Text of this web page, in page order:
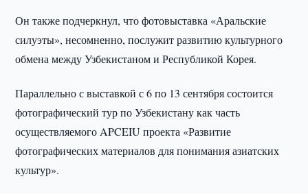
Он также подчеркнул, что фотовыставка «Аральские
силуэты», несомненно, послужит развитию культурного
обмена между Узбекистаном и Республикой Корея.
Параллельно с выставкой с 6 по 13 сентября состоится
фотографический тур по Узбекистану как часть
осуществляемого APCEIU проекта «Развитие
фотографических материалов для понимания азиатских
культур».